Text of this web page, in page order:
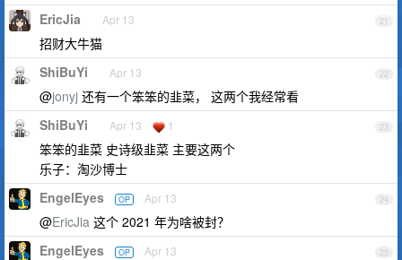
21
EricJia Apr 13
招财大牛猫
22
ShiBuYi Apr 13
@jonyj 还有一个笨笨的韭菜， 这两个我经常看
23
ShiBuYi Apr 13 1
笨笨的韭菜 史诗级韭菜 主要这两个
乐子：淘沙博士
24
EngelEyes OP Apr 13
@EricJia 这个 2021 年为啥被封？
25
EngelEyes OP Apr 13